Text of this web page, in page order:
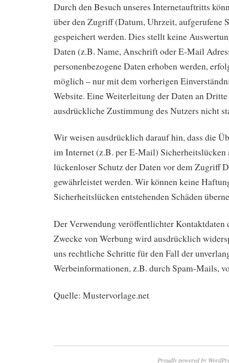
Durch den Besuch unseres Internetauftritts
über den Zugriff (Datum, Uhrzeit, aufgerufene
gespeichert werden. Dies stellt keine
Daten (z.B. Name, Anschrift oder E-Mail
personenbezogene Daten erhoben werden,
möglich – nur mit dem vorherigen
Website. Eine Weiterleitung der Daten an
ausdrückliche Zustimmung des Nutzers nicht
Wir weisen ausdrücklich darauf hin, dass die
im Internet (z.B. per E-Mail) Sicherheitslücken
lückenloser Schutz der Daten vor dem Zugriff
gewährleistet werden. Wir können keine
Sicherheitslücken entstehenden Schäden
Der Verwendung veröffentlichter Kontaktdaten
Zwecke von Werbung wird ausdrücklich
uns rechtliche Schritte für den Fall der
Werbeinformationen, z.B. durch Spam-Mails,
Quelle: Mustervorlage.net
Proudly powered by